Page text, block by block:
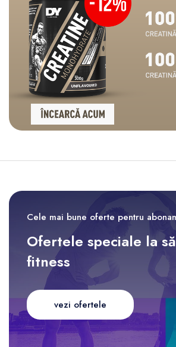
Cele mai bune oferte pentru
Ofertele speciale la
fitness
vezi ofertele